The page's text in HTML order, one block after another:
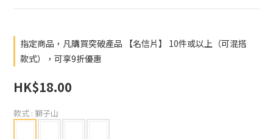
指定商品，凡購買突破產品 【名信片】 10件或以上（可混搭
款式），可享9折優惠
HK$18.00
款式 : 獅子山